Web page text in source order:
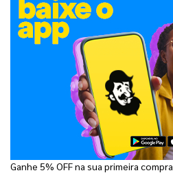
Ganhe 5% OFF na sua primeira compra